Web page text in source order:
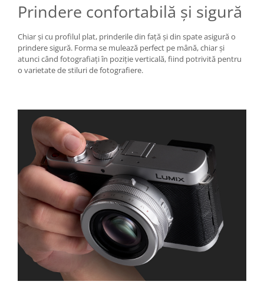
Prindere confortabilă și sigură
Chiar și cu profilul plat, prinderile din față și din spate asigură o
prindere sigură. Forma se mulează perfect pe mână, chiar și
atunci când fotografiați în poziție verticală, fiind potrivită pentru
o varietate de stiluri de fotografiere.